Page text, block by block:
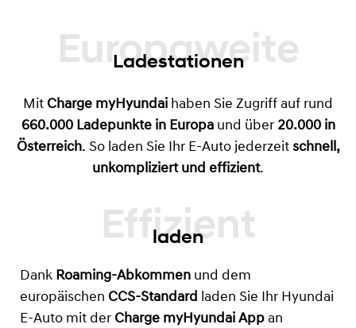
Europaweite
Ladestationen
Mit Charge myHyundai haben Sie Zugriff auf rund
660.000 Ladepunkte in Europaund über 20.000 in
Österreich. So laden Sie Ihr E-Auto jederzeit schnell,
unkompliziert und effizient.
laden
Dank Roaming-Abkommen und dem
europäischen CCS-Standard laden Sie Ihr Hyundai
E-Auto mit der Charge myHyundai App an